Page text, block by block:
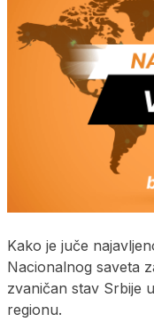
Kako je juče
Nacionalnog saveta
zvaničan stav Srbije
regionu.